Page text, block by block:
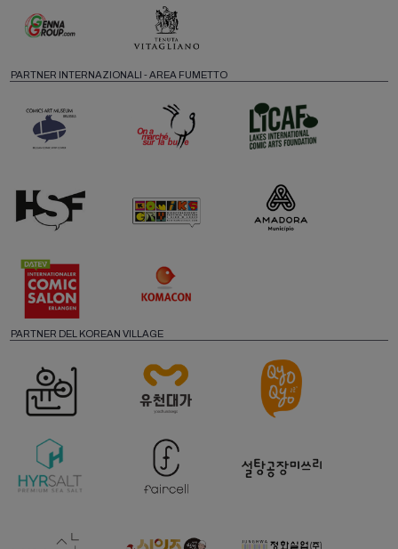
PARTNER INTERNAZIONALI - AREA FUMETTO
PARTNER DEL KOREAN VILLAGE